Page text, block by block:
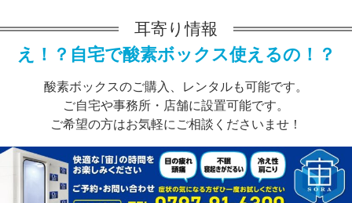
耳寄り情報
え！？自宅で酸素ボックス使えるの！？
酸素ボックスのご購入、レンタルも可能です。
ご自宅や事務所・店舗に設置可能です。
ご希望の方はお気軽にご相談くださいませ！